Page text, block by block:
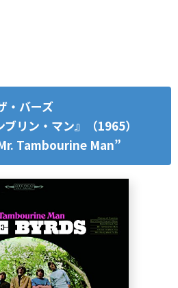
・バーズ
ブリン・マン』（1965）
Tambourine Man”